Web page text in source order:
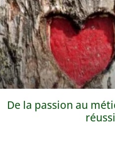
De la passion au